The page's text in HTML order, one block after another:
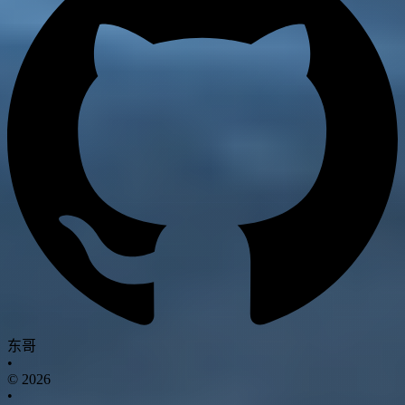
东哥
•
© 2026
•